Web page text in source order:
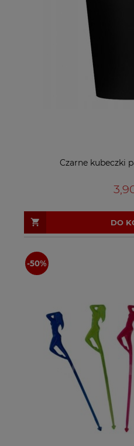
Czarne kubeczki
DO